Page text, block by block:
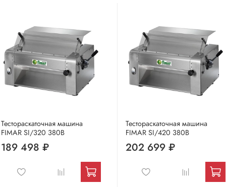
Тестораскаточная машина
FIMAR SI/320 380В
189 498 ₽
Тестораскаточная машина
FIMAR SI/420 380В
202 699 ₽